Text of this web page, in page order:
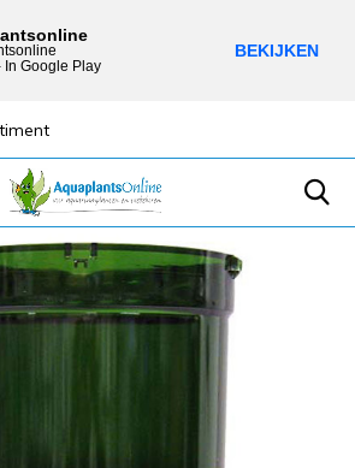
In Google Play
BEKIJKEN